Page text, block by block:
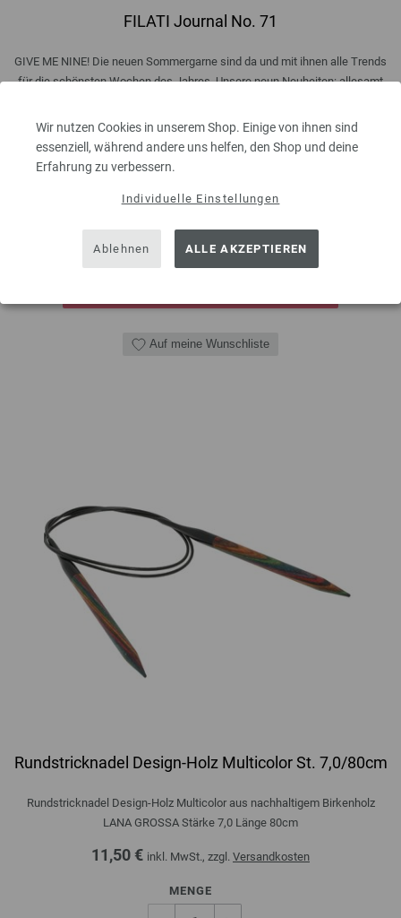
Wir nutzen Cookies in unserem Shop. Einige von ihnen sind
essenziell, während andere uns helfen, den Shop und deine
Erfahrung zu verbessern.
Individuelle Einstellungen
Ablehnen ALLE AKZEPTIEREN
FILATI Journal No. 71
GIVE ME NINE! Die neuen Sommergarne sind da und mit ihnen alle Trends
für die schönsten Wochen des Jahres. Unsere neun Neuheiten: allesamt
Lass dich inspirieren! Einen Überblick über alle Neuheiten der Saison
findest du ...
9,00 € inkl. MwSt., zzgl.
MENGE
Auf meine Wunschliste
Rundstricknadel Design-Holz Multicolor St. 7,0/80cm
Rundstricknadel Design-Holz Multicolor aus nachhaltigem Birkenholz
LANA GROSSA Stärke 7,0 Länge 80cm
11,50 € inkl. MwSt., zzgl. Versandkosten
MENGE